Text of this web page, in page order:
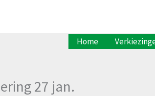
Home
27 jan.